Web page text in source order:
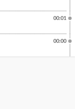
00:01
00:00